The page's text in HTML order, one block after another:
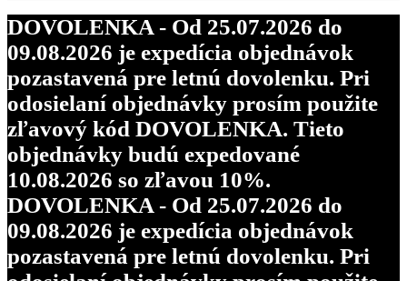
DOVOLENKA - Od 25.07.2026 do
09.08.2026 je expedícia objednávok
pozastavená pre letnú dovolenku. Pri
odosielaní objednávky prosím použite
zľavový kód DOVOLENKA. Tieto
objednávky budú expedované
10.08.2026 so zľavou 10%.
DOVOLENKA - Od 25.07.2026 do
09.08.2026 je expedícia objednávok
pozastavená pre letnú dovolenku. Pri